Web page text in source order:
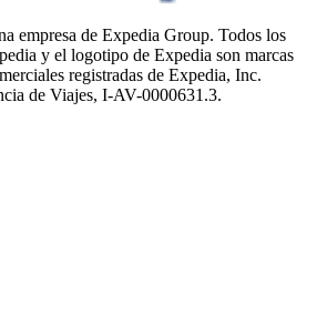
empresa de Expedia Group. Todos los
y el logotipo de Expedia son marcas
registradas de Expedia, Inc.
de Viajes, I-AV-0000631.3.